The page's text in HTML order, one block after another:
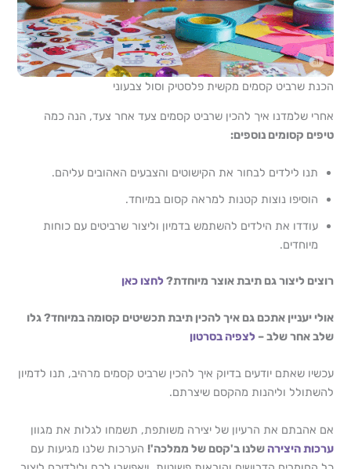
הכנת שרביט קסמים מקשית פלסטיק וסול צבעוני
אחרי שלמדנו איך להכין שרביט קסמים צעד אחר צעד, הנה כמה
טיפים קסומים נוספים:
תנו לילדים לבחור את הקישוטים והצבעים האהובים עליהם.
הוסיפו נוצות קטנות למראה קסום במיוחד.
עודדו את הילדים להשתמש בדמיון וליצור שרביטים עם כוחות
מיוחדים.
רוצים ליצור גם תיבת אוצר מיוחדת?לחצו כאן
אולי יעניין אתכם גם איך להכין תיבת תכשיטים קסומה במיוחד? גלו
שלב אחר שלב –לצפיה בסרטון
עכשיו שאתם יודעים בדיוק איך להכין שרביט קסמים מרהיב, תנו לדמיון
להשתולל וליהנות מהקסם שיצרתם.
אם אהבתם את הרעיון של יצירה משותפת, תשמחו לגלות את מגוון
ערכות היצירהשלנו ב'קסם של ממלכה'! הערכות שלנו מגיעות עם